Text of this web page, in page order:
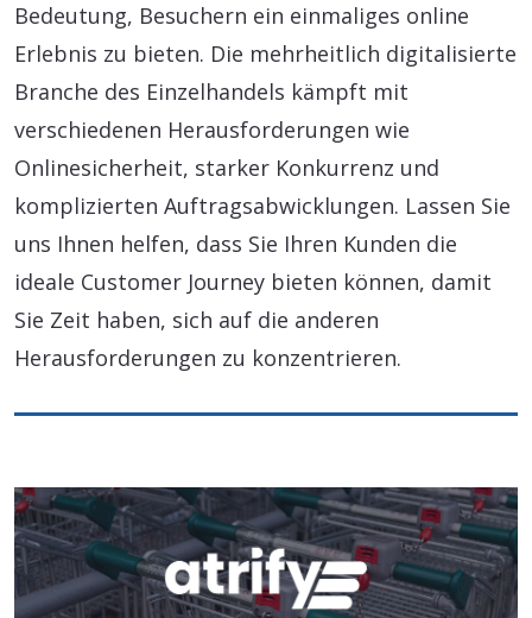
Bedeutung, Besuchern ein einmaliges online
Erlebnis zu bieten. Die mehrheitlich digitalisierte
Branche des Einzelhandels kämpft mit
verschiedenen Herausforderungen wie
Onlinesicherheit, starker Konkurrenz und
komplizierten Auftragsabwicklungen. Lassen Sie
uns Ihnen helfen, dass Sie Ihren Kunden die
ideale Customer Journey bieten können, damit
Sie Zeit haben, sich auf die anderen
Herausforderungen zu konzentrieren.